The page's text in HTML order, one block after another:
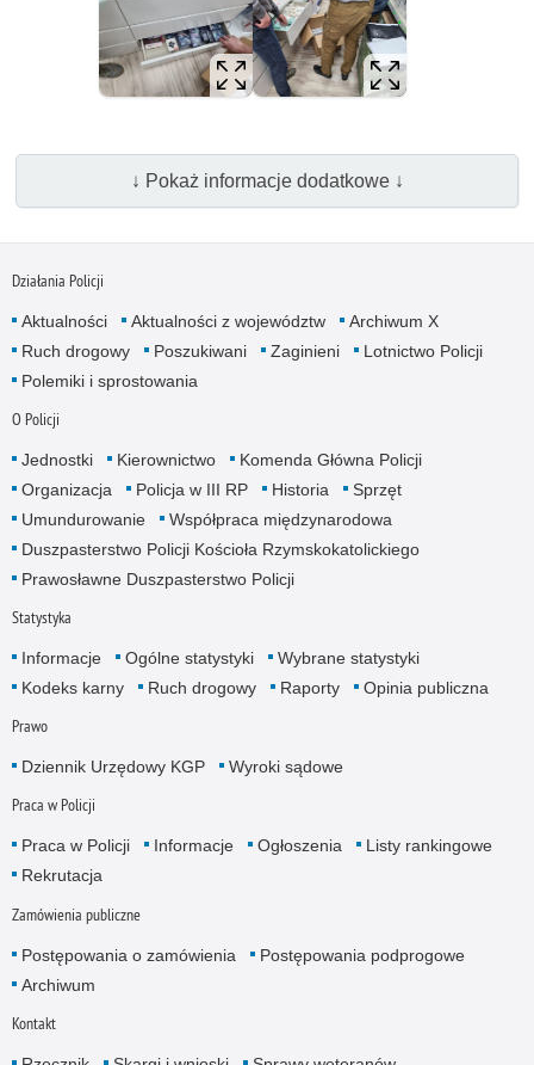
↓ Pokaż informacje dodatkowe ↓
Działania Policji
Aktualności Aktualności z województw
Archiwum X
Ruch drogowy
Poszukiwani Zaginieni
Lotnictwo Policji
Polemiki i sprostowania
O Policji
Jednostki Kierownictwo
Komenda Główna Policji
Organizacja
Policja w III RP Historia
Sprzęt
Umundurowanie
Współpraca międzynarodowa
Duszpasterstwo Policji Kościoła Rzymskokatolickiego
Prawosławne Duszpasterstwo Policji
Statystyka
Informacje Ogólne statystyki
Wybrane statystyki
Kodeks karny
Ruch drogowy Raporty Opinia publiczna
Prawo
Dziennik Urzędowy KGP Wyroki sądowe
Praca w Policji
Praca w Policji Informacje Ogłoszenia
Listy rankingowe
Rekrutacja
Zamówienia publiczne
Postępowania o zamówienia
Postępowania podprogowe
Archiwum
Kontakt